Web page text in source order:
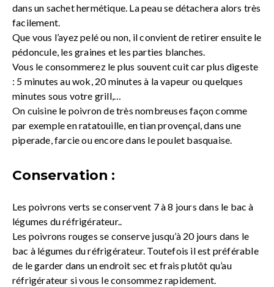
dans un sachet hermétique. La peau se détachera alors très
facilement.
Que vous l’ayez pelé ou non, il convient de retirer ensuite le
pédoncule, les graines et les parties blanches.
Vous le consommerez le plus souvent cuit car plus digeste
: 5 minutes au wok, 20 minutes à la vapeur ou quelques
minutes sous votre grill,…
On cuisine le poivron de très nombreuses façon comme
par exemple en ratatouille, en tian provençal, dans une
piperade, farcie ou encore dans le poulet basquaise.
Conservation :
Les poivrons verts se conservent 7 à 8 jours dans le bac à
légumes du réfrigérateur..
Les poivrons rouges se conserve jusqu’à 20 jours dans le
bac à légumes du réfrigérateur. Toutefois il est préférable
de le garder dans un endroit sec et frais plutôt qu’au
réfrigérateur si vous le consommez rapidement.